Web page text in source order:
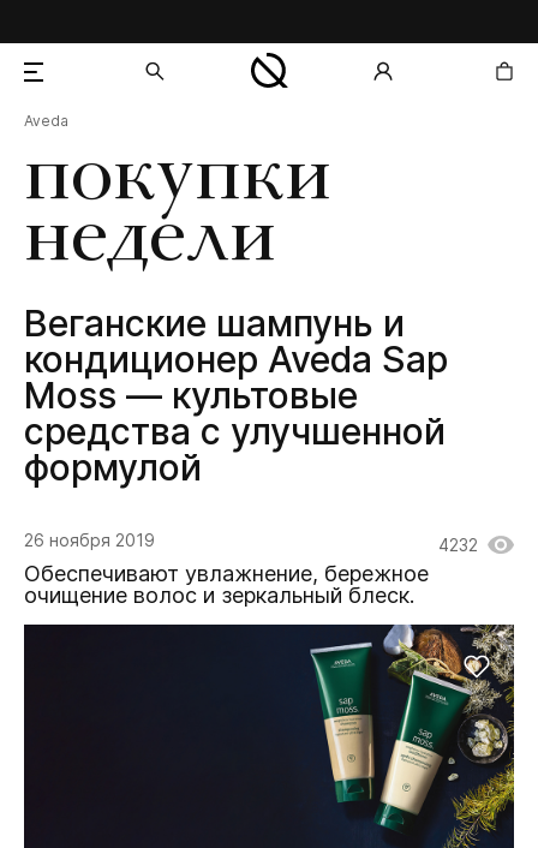
покупки
недели
Веганские шампунь и
кондиционер Aveda Sap
Moss — культовые
средства с улучшенной
формулой
Aveda
26 ноября 2019 4232
Обеспечивают увлажнение, бережное
очищение волос и зеркальный блеск.